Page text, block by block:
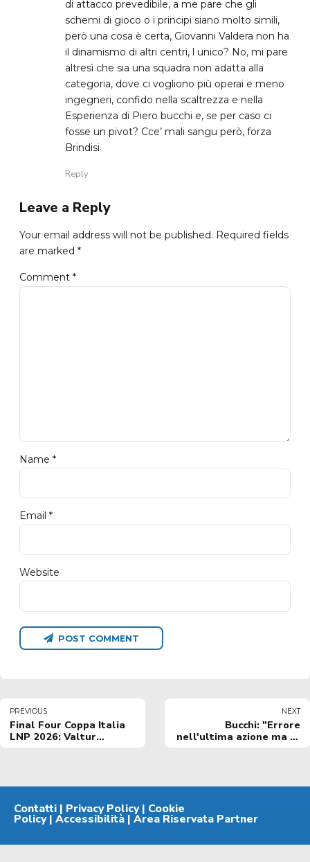
di attacco prevedibile, a me pare che gli
schemi di gioco o i principi siano molto simili,
però una cosa è certa, Giovanni Valdera non ha
il dinamismo di altri centri, l unico? No, mi pare
altresì che sia una squadra non adatta alla
categoria, dove ci vogliono più operai e meno
ingegneri, confido nella scaltrezza e nella
Esperienza di Piero bucchi e, se per caso ci
fosse un pivot? Cce’ mali sangu però, forza
Brindisi
Reply
Leave a Reply
Your email address will not be published. Required fields
are marked *
Comment *
Name *
Email *
Website
POST COMMENT
PREVIOUS
Final Four Coppa Italia
LNP 2026: Valtur
NEXT
Bucchi: "Errore
nell'ultima azione ma la
Contatti | Privacy Policy| Cookie
Policy| Accessibilità | Area Riservata Partner